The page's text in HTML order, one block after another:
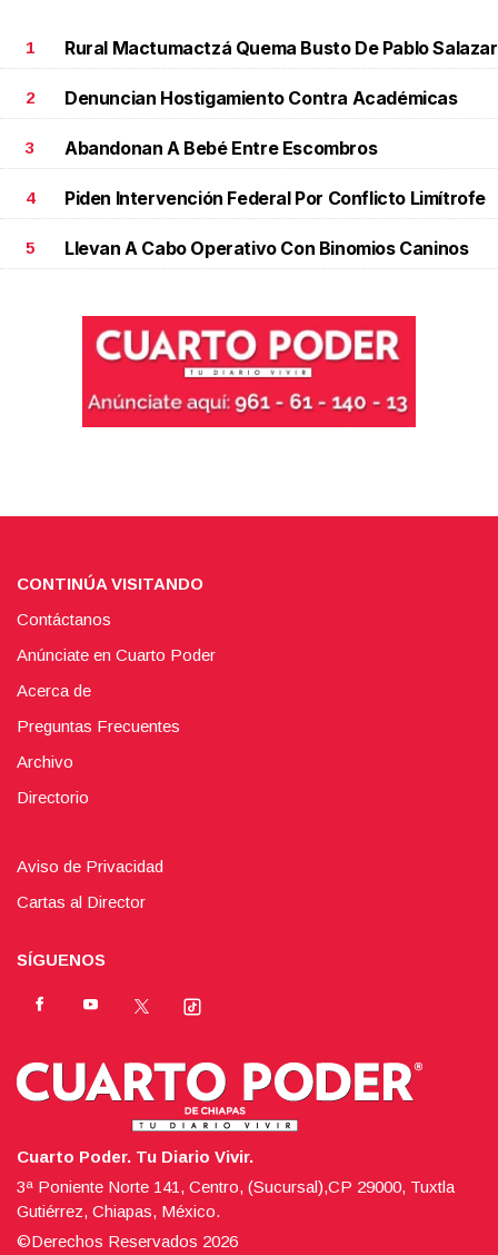
1 Rural Mactumactzá Quema Busto De Pablo Salazar
2 Denuncian Hostigamiento Contra Académicas
3 Abandonan A Bebé Entre Escombros
4 Piden Intervención Federal Por Conflicto Limítrofe
5 Llevan A Cabo Operativo Con Binomios Caninos
CONTINÚA VISITANDO
Contáctanos
Anúnciate en Cuarto Poder
Acerca de
Preguntas Frecuentes
Archivo
Directorio
Aviso de Privacidad
Cartas al Director
SÍGUENOS
Cuarto Poder. Tu Diario Vivir.
3ª Poniente Norte 141, Centro, (Sucursal),CP 29000, Tuxtla
Gutiérrez, Chiapas, México.
©Derechos Reservados 2026